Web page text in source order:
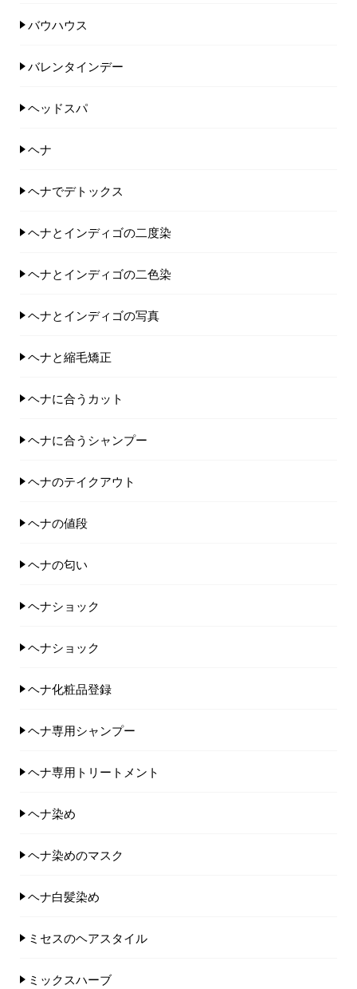
バウハウス
バレンタインデー
ヘッドスパ
ヘナ
ヘナでデトックス
ヘナとインディゴの二度染
ヘナとインディゴの二色染
ヘナとインディゴの写真
ヘナと縮毛矯正
ヘナに合うカット
ヘナに合うシャンプー
ヘナのテイクアウト
ヘナの値段
ヘナの匂い
ヘナショック
ヘナショック
ヘナ化粧品登録
ヘナ専用シャンプー
ヘナ専用トリートメント
ヘナ染め
ヘナ染めのマスク
ヘナ白髪染め
ミセスのヘアスタイル
ミックスハーブ